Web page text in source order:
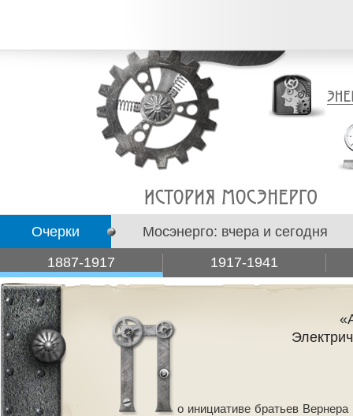
Очерки
1887-1917
1917-1941
Мосэнерго: вчера и сегодня
Подборки
о инициативе братьев